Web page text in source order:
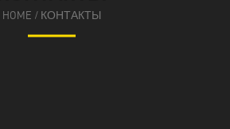
HOME / КОНТАКТЫ